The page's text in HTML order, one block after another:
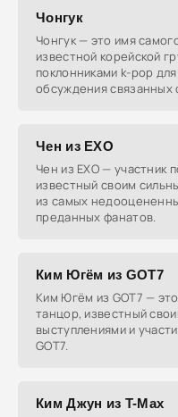
Чонгук
Чонгук — это имя
известной корейской
поклонниками k-pop
обсуждения связанных
Чен из EXO
Чен из EXO — участник
известный своим
из самых
преданных фанатов.
Ким Югём из GOT7
Ким Югём из GOT7 —
танцор, известный
выступлениями и
GOT7.
Ким Джун из T-Max